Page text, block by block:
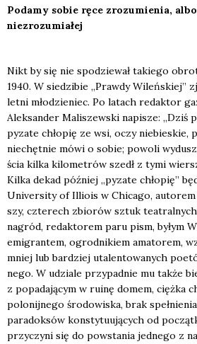
Poda­my sobie ręce zro­zu­mie­nia,
nie­zro­zu­mia­łej
Nikt by się nie spo­dzie­wał takie­go
1940. W sie­dzi­bie „Praw­dy Wileń­skiej”
let­ni mło­dzie­niec. Po latach redak­tor
Alek­san­der Mali­szew­ski napi­sze: „Dziś
pyza­te chło­pię ze wsi, oczy nie­bie­skie,
nie­chęt­nie mówi o sobie; powo­li
ścia kil­ka kilo­me­trów szedł z tymi
Kil­ka dekad póź­niej „pyza­te chło­pię”
Uni­ver­si­ty of Illio­is w Chi­ca­go,
szy, czte­rech zbio­rów sztuk
nagród, redak­to­rem paru pism, byłym
emi­gran­tem, ogrod­ni­kiem ama­to­rem,
mniej lub bar­dziej uta­len­to­wa­nych
ne­go. W udzia­le przy­pad­nie mu tak­że
z popa­da­ją­cym w ruinę domem, cięż­ka
polo­nij­ne­go śro­do­wi­ska, brak
para­dok­sów kon­sty­tu­ują­cych od
przy­czy­ni się do powsta­nia jed­ne­go z